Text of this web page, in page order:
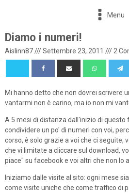
Menu
Diamo i numeri!
Aislinn87///Settembre 23, 2011 /// 2
Mi hanno detto che non dovrei scrivere
vantarmi non è carino, ma io non mi
A 5 mesi di distanza dall'inizio di questo
condividere un po' di numeri con voi,
corso, è solo grazie a voi che ci seguite,
che vi limitate a cliccare sul download,
piace" su facebook e voi altri che non lo
Iniziamo dalle visite al sito: ogni mese
come visite uniche che come traffico di